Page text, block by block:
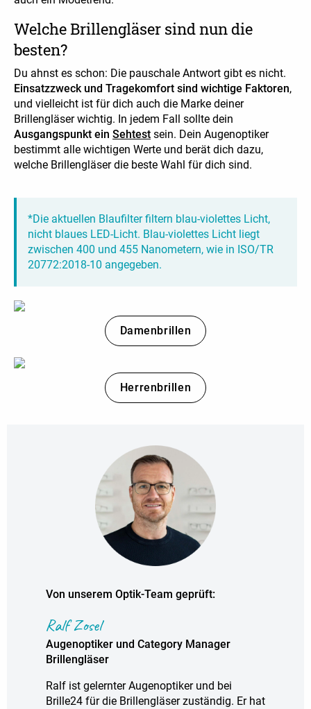
Welche Brillengläser sind nun die
besten?
Du ahnst es schon: Die pauschale Antwort gibt es nicht.
Einsatzzweck und Tragekomfort sind wichtige Faktoren,
und vielleicht ist für dich auch die Marke deiner
Brillengläser wichtig. In jedem Fall sollte dein
Ausgangspunkt ein Sehtest sein. Dein Augenoptiker
bestimmt alle wichtigen Werte und berät dich dazu,
welche Brillengläser die beste Wahl für dich sind.
*Die aktuellen Blaufilter filtern blau-violettes Licht,
nicht blaues LED-Licht. Blau-violettes Licht liegt
zwischen 400 und 455 Nanometern, wie in ISO/TR
20772:2018-10 angegeben.
Damenbrillen
Herrenbrillen
Von unserem Optik-Team geprüft:
Ralf Zosel
Augenoptiker und Category Manager
Brillengläser
Ralf ist gelernter Augenoptiker und bei
Brille24 für die Brillengläser zuständig. Er hat